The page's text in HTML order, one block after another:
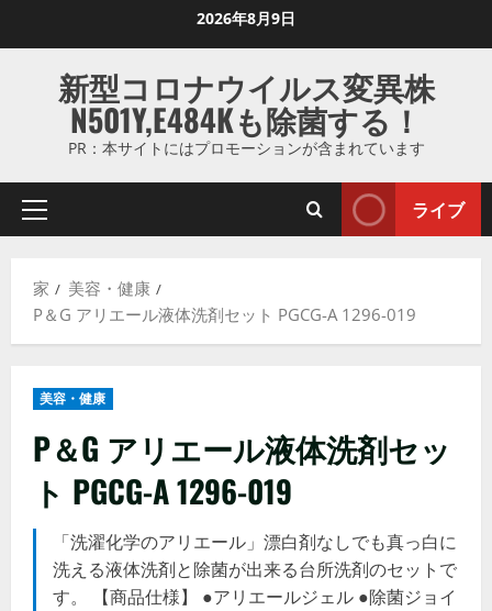
ス
ッ
す
2026年8月9日
新型コロナウイルス変異株
N501Y,E484Kも除菌する！
PR：本サイトにはプロモーションが含まれています
プ
マ
リ
ュ
ー
ライブ
家
美容・健康
P＆G アリエール液体洗剤セット PGCG-A 1296-019
美容・健康
P＆G アリエール液体洗剤セッ
ト PGCG-A 1296-019
「洗濯化学のアリエール」漂白剤なしでも真っ白に
洗える液体洗剤と除菌が出来る台所洗剤のセットで
す。 【商品仕様】 ●アリエールジェル ●除菌ジョイ